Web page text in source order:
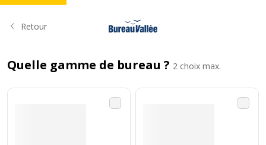
Retour
Quelle gamme de bureau ? 2 choix max.